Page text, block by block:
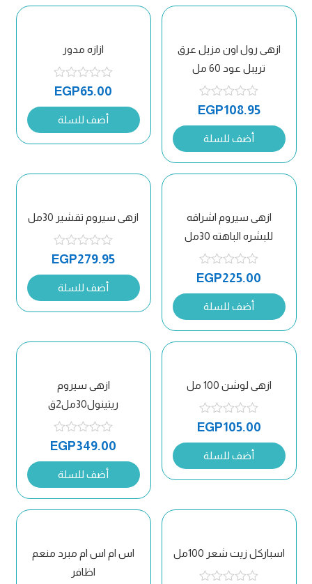
ازازه مدور
EGP65.00
أضف للسلة
ازهى رول اون مزيل عرق
تريبل عود 60 مل
EGP108.95
أضف للسلة
ازهى سيروم تقشير 30مل
EGP279.95
أضف للسلة
ازهى سيروم اشراقه
للبشره الباهته 30مل
EGP225.00
أضف للسلة
ازهى سيروم
ريتينول30مل2ق
EGP349.00
أضف للسلة
ازهى لوشن 100 مل
EGP105.00
أضف للسلة
اس ام اس ام مبرد منعم
اظافر
اسباركل زيت شعر 100مل